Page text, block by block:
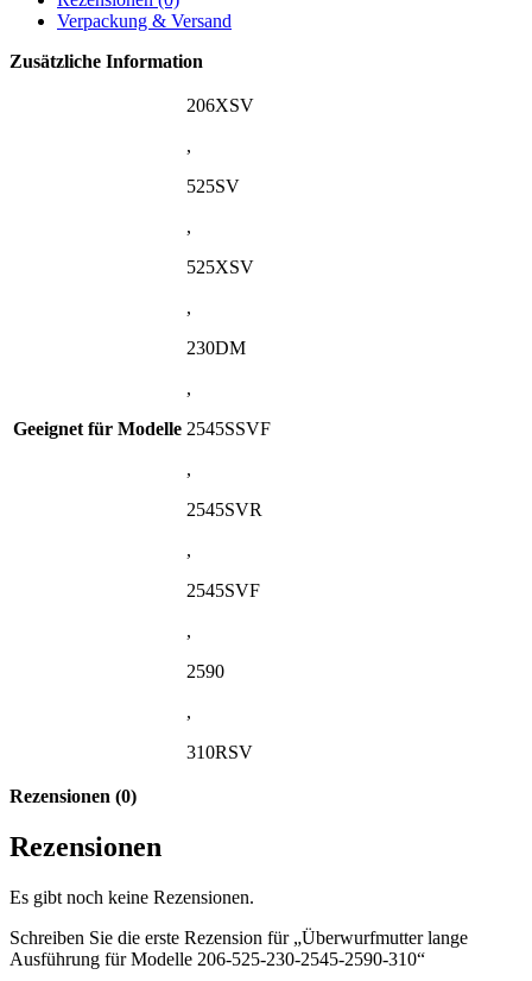
Verpackung & Versand
Zusätzliche Information
Geeignet für Modelle
206XSV
,
525SV
,
525XSV
,
230DM
,
2545SSVF
,
2545SVR
,
2545SVF
,
2590
,
310RSV
Rezensionen (0)
Rezensionen
Es gibt noch keine Rezensionen.
Schreiben Sie die erste Rezension für „Überwurfmutter lange
Ausführung für Modelle 206-525-230-2545-2590-310“